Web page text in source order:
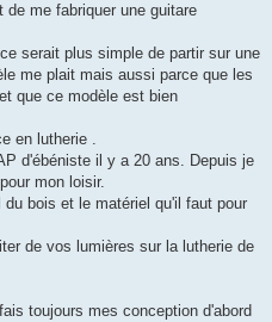
de me fabriquer une guitare
serait plus simple de partir sur une
me plait mais aussi parce que les
que ce modèle est bien
en lutherie .
d'ébéniste il y a 20 ans. Depuis je
mon loisir.
bois et le matériel qu'il faut pour
de vos lumières sur la lutherie de
toujours mes conception d'abord